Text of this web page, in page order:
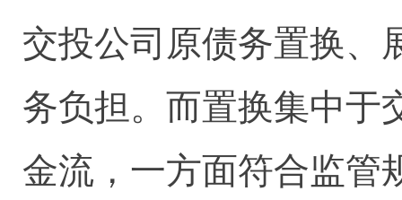
交投公司原债务置换、
务负担。而置换集中于
金流，一方面符合监管